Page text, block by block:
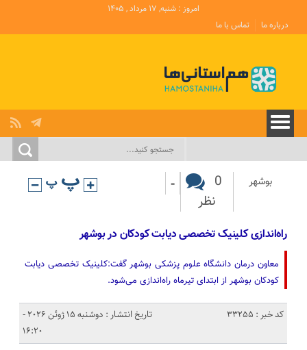
امروز : شنبه, ۱۷ مرداد , ۱۴۰۵
درباره ما
تماس با ما
بوشهر
0
نظر
-
راه‌اندازی کلینیک تخصصی دیابت کودکان در بوشهر
معاون درمان دانشگاه علوم پزشکی بوشهر گفت:کلینیک تخصصی دیابت
کودکان بوشهر از ابتدای تیرماه راه‌اندازی می‌شود.
کد خبر : 33255
تاریخ انتشار : دوشنبه 15 ژوئن 2026 -
16:20